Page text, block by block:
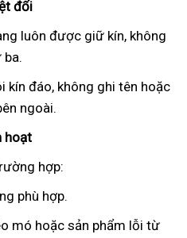
đối
luôn được giữ kín, không
ba.
kín đáo, không ghi tên hoặc
ngoài.
hoạt
hợp:
phù hợp.
mó hoặc sản phẩm lỗi từ